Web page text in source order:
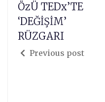
ÖzÜ TEDx’TE
‘DEĞİŞİM’
RÜZGARI
Previous post